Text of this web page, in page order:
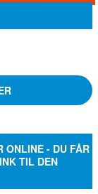
ONLINE - DU FÅR
TIL DEN